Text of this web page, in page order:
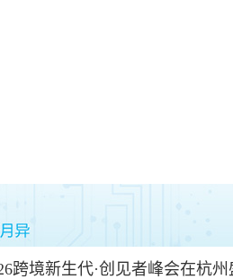
境新生代·创见者峰会在杭州